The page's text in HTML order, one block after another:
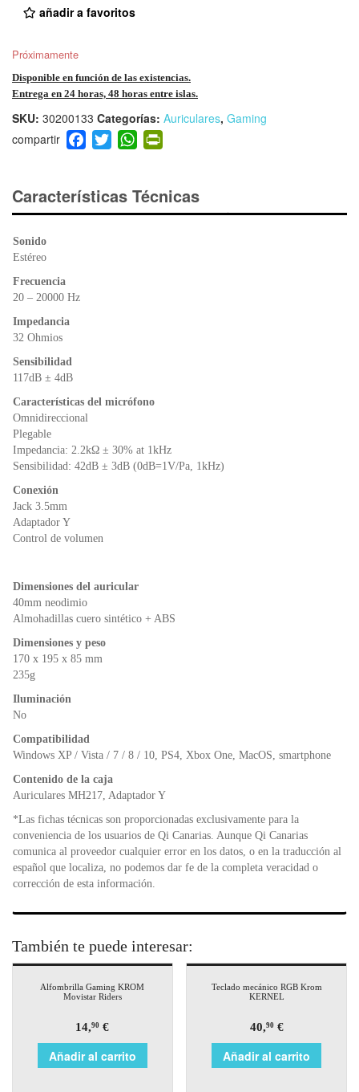
añadir a favoritos
Próximamente
Disponible en función de las existencias.
Entrega en 24 horas, 48 horas entre islas.
SKU: 30200133 Categorías: Auriculares, Gaming
F
a
e
b
T
wi
er
W
h
s
A
ri
e
Características Técnicas
Sonido
Estéreo
Frecuencia
20 – 20000 Hz
Impedancia
32 Ohmios
Sensibilidad
117dB ± 4dB
Características del micrófono
Omnidireccional
Plegable
Impedancia: 2.2kΩ ± 30% at 1kHz
Sensibilidad: 42dB ± 3dB (0dB=1V/Pa, 1kHz)
Conexión
Jack 3.5mm
Adaptador Y
Control de volumen
Dimensiones del auricular
40mm neodimio
Almohadillas cuero sintético + ABS
Dimensiones y peso
170 x 195 x 85 mm
235g
Iluminación
No
Compatibilidad
Windows XP / Vista / 7 / 8 / 10, PS4, Xbox One, MacOS, smartphone
Contenido de la caja
Auriculares MH217, Adaptador Y
*Las fichas técnicas son proporcionadas exclusivamente para la
conveniencia de los usuarios de Qi Canarias. Aunque Qi Canarias
comunica al proveedor cualquier error en los datos, o en la traducción al
español que localiza, no podemos dar fe de la completa veracidad o
corrección de esta información.
También te puede interesar:
Alfombrilla Gaming KROM
Movistar Riders
14,90 €
Añadir al carrito
Teclado mecánico RGB Krom
KERNEL
40,90€
Añadir al carrito